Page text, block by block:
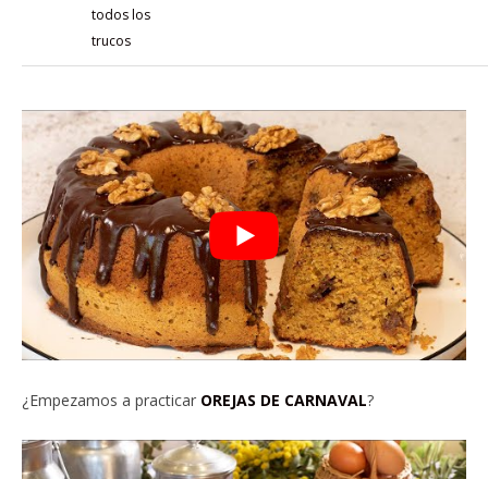
todos los
trucos
¿Empezamos a practicar OREJAS DE CARNAVAL?